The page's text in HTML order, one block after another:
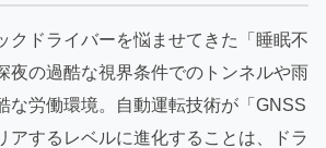
クドライバーを悩ませてきた「睡眠不
夜の過酷な視界条件でのトンネルや雨
な労働環境。自動運転技術が「GNSS
アするレベルに進化することは、ドラ